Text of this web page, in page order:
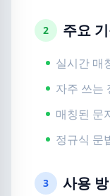
2 주요
실시간 매
자주 쓰는
매칭된 문
정규식 문
3 사용